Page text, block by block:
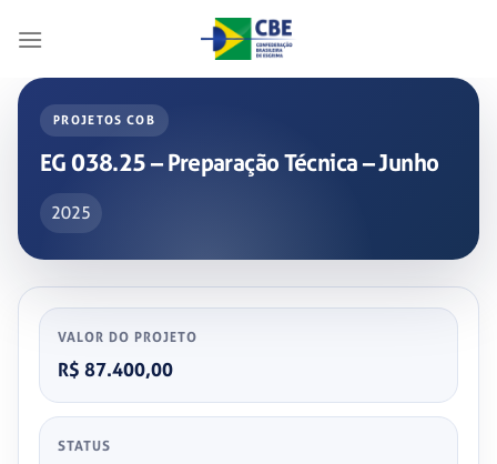
PROJETOS COB
EG 038.25 – Preparação Técnica – Junho
2025
VALOR DO PROJETO
R$ 87.400,00
STATUS